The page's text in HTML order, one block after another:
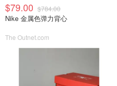
$79.00 $784.00
Nike 金属色弹力背心
The Outnet.com